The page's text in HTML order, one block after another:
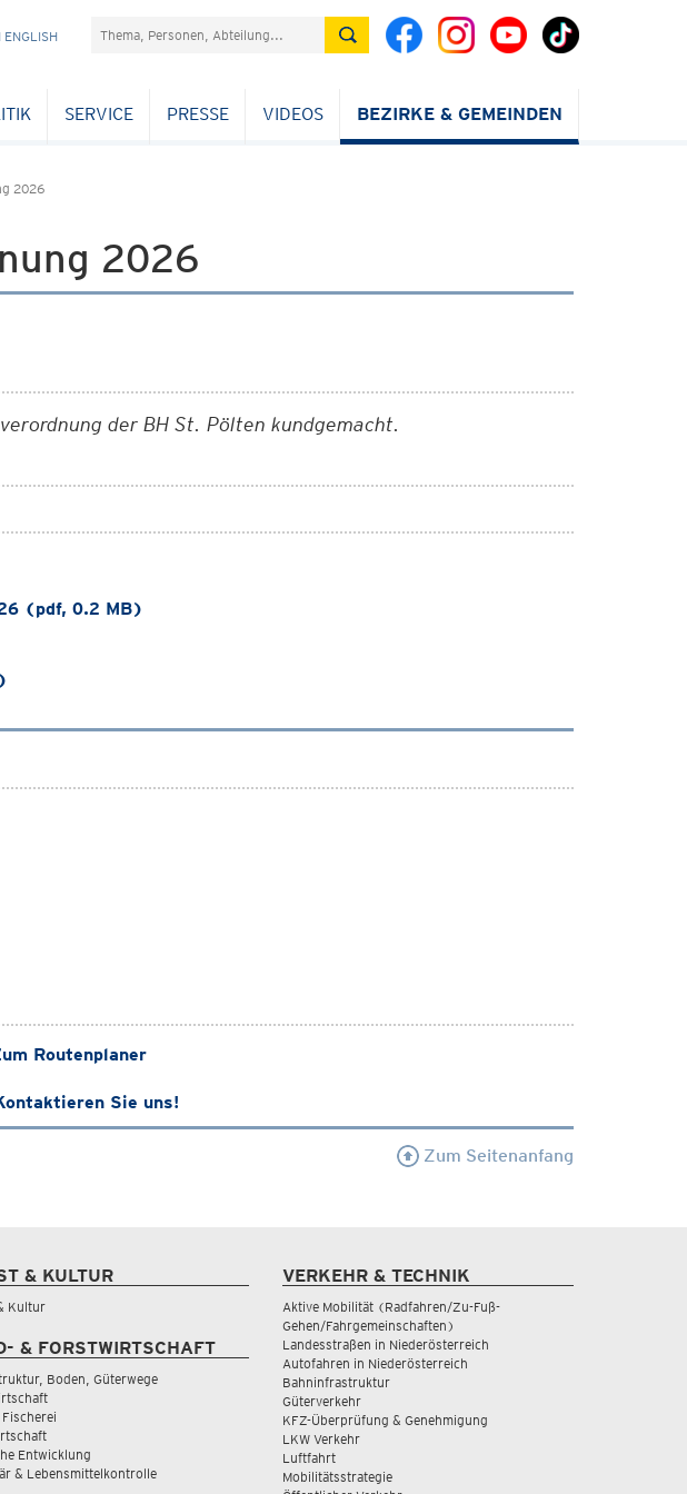
ENGLISH Suchefeld
SERVICE PRESSE VIDEOS BEZIRKE & GEMEINDEN
2026
2026
der BH St. Pölten kundgemacht.
(pdf, 0.2 MB)
Routenplaner
Sie uns!
Zum Seitenanfang
& KULTUR
Kultur
& FORSTWIRTSCHAFT
Boden, Güterwege
Entwicklung
& Lebensmittelkontrolle
VERKEHR & TECHNIK
Aktive Mobilität (Radfahren/Zu-Fuß-
Gehen/Fahrgemeinschaften)
Landesstraßen in Niederösterreich
Autofahren in Niederösterreich
Bahninfrastruktur
Güterverkehr
KFZ-Überprüfung & Genehmigung
LKW Verkehr
Luftfahrt
Mobilitätsstrategie